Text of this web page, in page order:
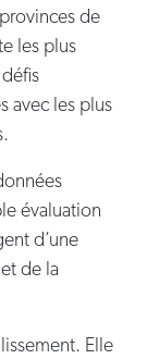
de
les plus
avec les plus
évaluation
d’une
de la
Elle